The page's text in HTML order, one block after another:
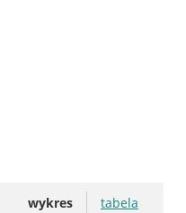
wykres tabela